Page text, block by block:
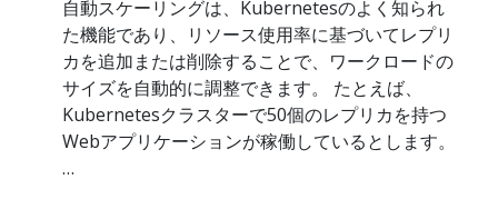
自動スケーリングは、Kubernetesのよく知られ
た機能であり、リソース使用率に基づいてレプリ
カを追加または削除することで、ワークロードの
サイズを自動的に調整できます。 たとえば、
Kubernetesクラスターで50個のレプリカを持つ
Webアプリケーションが稼働しているとします。
…